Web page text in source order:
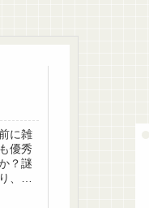
に雑
優秀
？謎
、沖